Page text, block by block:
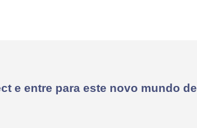
e entre para este novo mundo de